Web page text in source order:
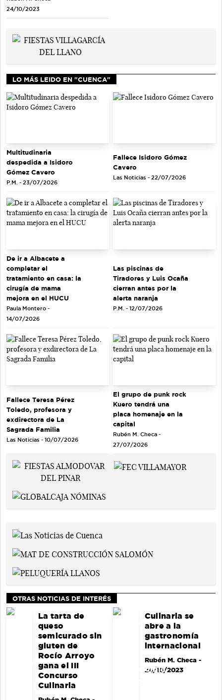
24/10/2023
LO MÁS LEIDO EN "CUENCA"
Multitudinaria
despedida a Isidoro
Gómez Cavero
P.M. - 23/07/2026
Fallece Isidoro Gómez
Cavero
Las Noticias - 22/07/2026
De ir a Albacete a
completar el
tratamiento en casa: la
cirugía de mama
mejora en el HUCU
Paula Montero -
14/07/2026
Las piscinas de
Tiradores y Luis Ocaña
cierran antes por la
alerta naranja
P.M. - 12/07/2026
Fallece Teresa Pérez
Toledo, profesora y
exdirectora de La
Sagrada Familia
Las Noticias - 10/07/2026
El grupo de punk rock
Kuero tendrá una
placa homenaje en la
capital
Rubén M. Checa -
27/07/2026
OTRAS NOTICIAS DE INTERÉS
La tarta de
queso
semicurado sin
gluten de
Rocío Arroyo
gana el III
Concurso
Culinaria
Culinaria se
abre a la
gastronomía
internacional
Rubén M. Checa-
24/10/2023